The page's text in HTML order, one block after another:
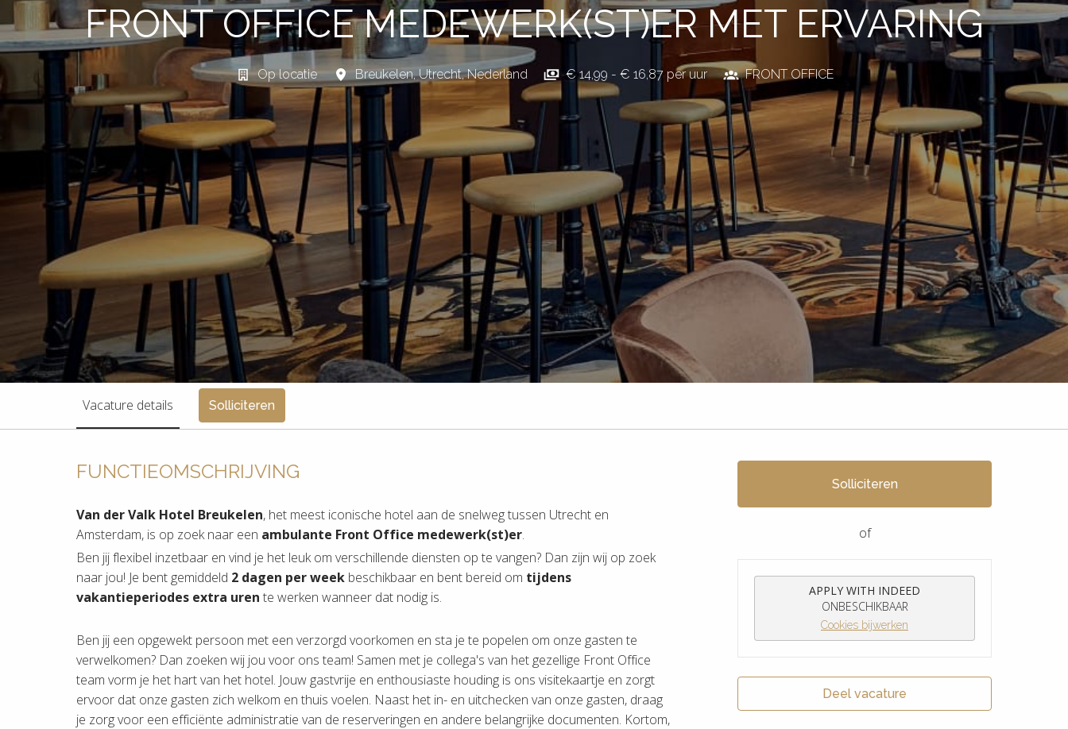
FRONT OFFICE MEDEWERK(ST)ER MET ERVARING
Op locatie Breukelen, Utrecht, Nederland € 14,99 - € 16,87 per uur FRONT OFFICE
Vacature details Solliciteren
FUNCTIEOMSCHRIJVING
Van der Valk Hotel Breukelen, het meest iconische hotel aan de snelweg tussen Utrecht en
Amsterdam, is op zoek naar een ambulante Front Office medewerk(st)er.
Ben jij flexibel inzetbaar en vind je het leuk om verschillende diensten op te vangen? Dan zijn wij op zoek
naar jou! Je bent gemiddeld 2 dagen per week beschikbaar en bent bereid om tijdens
vakantieperiodes extra uren te werken wanneer dat nodig is.
Ben jij een opgewekt persoon met een verzorgd voorkomen en sta je te popelen om onze gasten te
verwelkomen? Dan zoeken wij jou voor ons team! Samen met je collega's van het gezellige Front Office
team vorm je het hart van het hotel. Jouw gastvrije en enthousiaste houding is ons visitekaartje en zorgt
ervoor dat onze gasten zich welkom en thuis voelen. Naast het in- en uitchecken van onze gasten, draag
je zorg voor een efficiënte administratie van de reserveringen en andere belangrijke documenten. Kortom,
Solliciteren
of
APPLY WITH INDEED
ONBESCHIKBAAR
Cookies bijwerken
Deel vacature